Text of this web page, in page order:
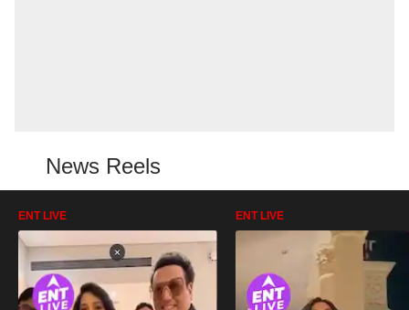
News Reels
ENT LIVE ENT LIVE